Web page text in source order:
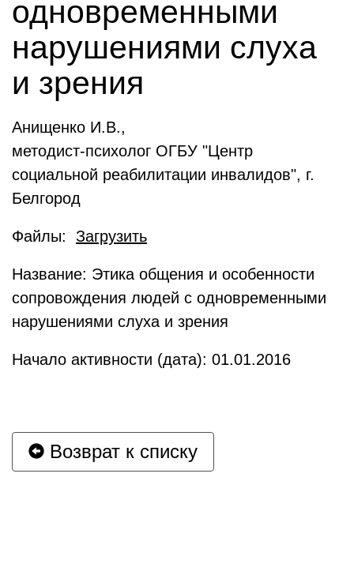
одновременными
нарушениями слуха
и зрения
Анищенко И.В.,
методист-психолог ОГБУ "Центр
социальной реабилитации инвалидов", г.
Белгород
Файлы: Загрузить
Название: Этика общения и особенности
сопровождения людей с одновременными
нарушениями слуха и зрения
Начало активности (дата): 01.01.2016
Возврат к списку